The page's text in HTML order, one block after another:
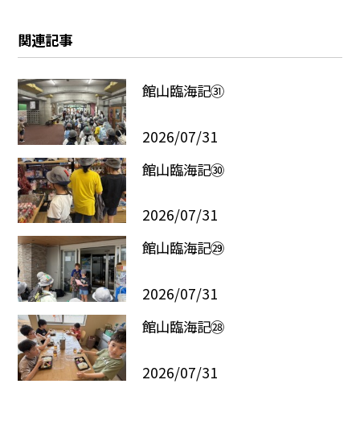
関連記事
館山臨海記㉛
2026/07/31
館山臨海記㉚
2026/07/31
館山臨海記㉙
2026/07/31
館山臨海記㉘
2026/07/31